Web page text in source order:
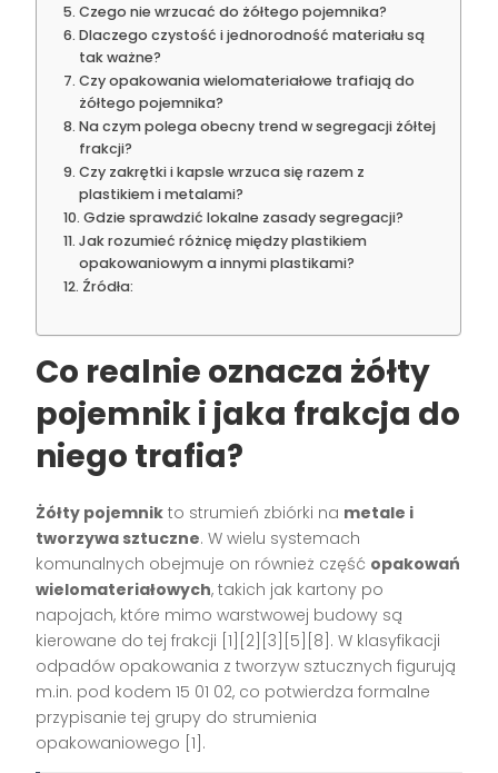
Czego nie wrzucać do żółtego pojemnika?
Dlaczego czystość i jednorodność materiału są
tak ważne?
Czy opakowania wielomateriałowe trafiają do
żółtego pojemnika?
Na czym polega obecny trend w segregacji żółtej
frakcji?
Czy zakrętki i kapsle wrzuca się razem z
plastikiem i metalami?
Gdzie sprawdzić lokalne zasady segregacji?
Jak rozumieć różnicę między plastikiem
opakowaniowym a innymi plastikami?
Źródła:
Co realnie oznacza żółty
pojemnik i jaka frakcja do
niego trafia?
Żółty pojemnik to strumień zbiórki na metale i
tworzywa sztuczne. W wielu systemach
komunalnych obejmuje on również część opakowań
wielomateriałowych, takich jak kartony po
napojach, które mimo warstwowej budowy są
kierowane do tej frakcji [1][2][3][5][8]. W klasyfikacji
odpadów opakowania z tworzyw sztucznych figurują
m.in. pod kodem 15 01 02, co potwierdza formalne
przypisanie tej grupy do strumienia
opakowaniowego [1].